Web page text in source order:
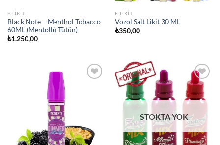
E-LIKIT
Black Note – Menthol Tobacco
60ML (Mentollü Tütün)
₺1.250,00
E-LIKIT
Vozol Salt Likit 30 ML
₺350,00
Add to
wishlist
STOKTA YOK